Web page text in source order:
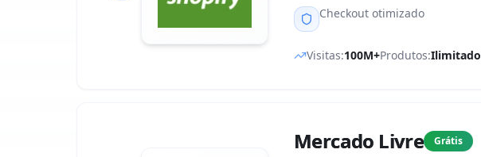
Checkout otimizado
Visitas:100M+Produtos:Ilimitado
Mercado Livre Grátis